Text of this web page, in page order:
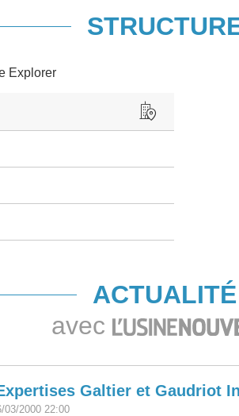
Explorer
ACTUALITÉ
avec
Galtier et Gaudriot
03/2000 22:00